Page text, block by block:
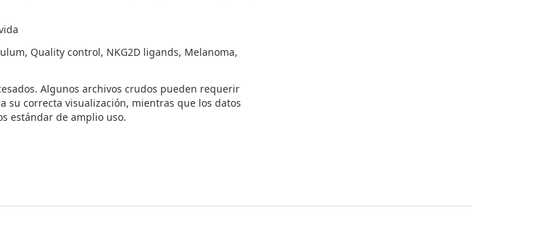
Quality control, NKG2D ligands, Melanoma,
Algunos archivos crudos pueden requerir
su correcta visualización, mientras que los datos
estándar de amplio uso.